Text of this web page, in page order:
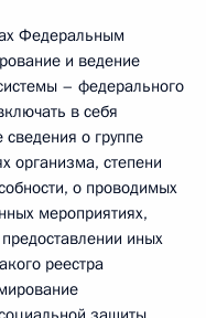
Федеральным
и ведение
– федерального
в себя
о группе
организма, степени
о проводимых
мероприятиях,
иных
реестра